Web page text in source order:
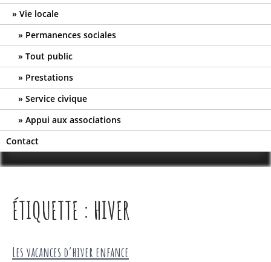
Vie locale
Permanences sociales
Tout public
Prestations
Service civique
Appui aux associations
Contact
ÉTIQUETTE : HIVER
Les vacances d’hiver enfance